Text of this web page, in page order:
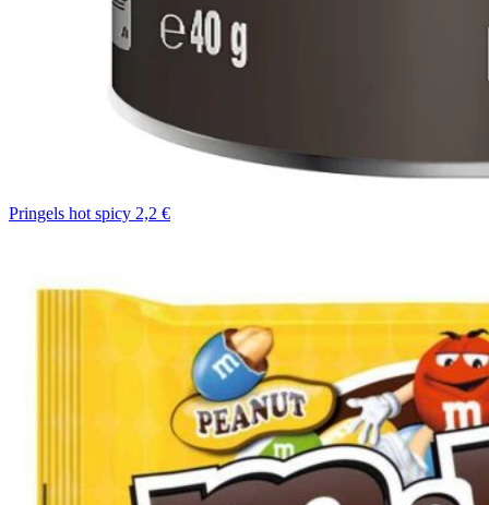
Pringels hot spicy 2,2 €